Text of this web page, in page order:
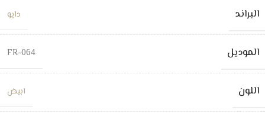
البراند دايو
الموديل FR-064
اللون ابيض